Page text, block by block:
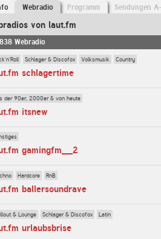
Webradio Programm Sendungen
von laut.fm
Webradio
Schlager & Discofox Volksmusik Country
schlagertime
der 90er, 2000er & von heute
itsnew
gamingfm__2
Hardcore RnB
ballersoundrave
& Lounge Schlager & Discofox Latin
urlaubsbrise